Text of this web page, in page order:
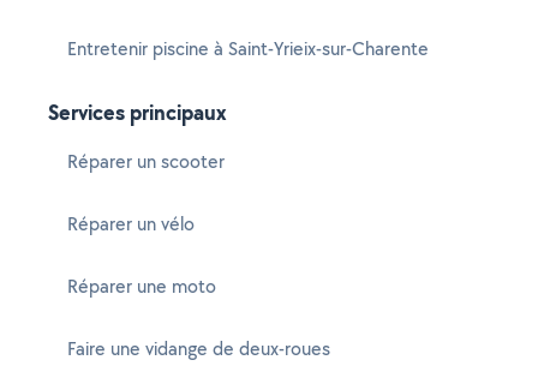
Entretenir piscine à Saint-Yrieix-sur-Charente
Services principaux
Réparer un scooter
Réparer un vélo
Réparer une moto
Faire une vidange de deux-roues